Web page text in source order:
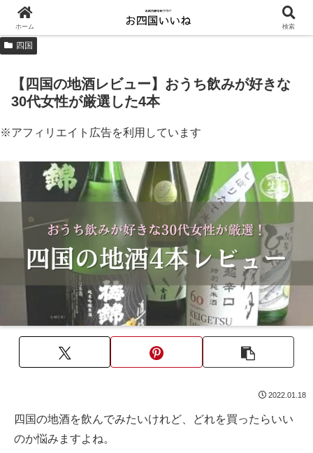
四国
【四国の地酒レビュー】おうち飲みが好きな
30代女性が厳選した4本
※アフィリエイト広告を利用しています
2022.01.18
四国の地酒を飲んでみたいけれど、どれを買ったらいい
のか悩みますよね。
ホーム 検索